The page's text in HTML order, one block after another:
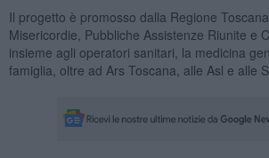
Il progetto è promosso dalla Regione
Misericordie, Pubbliche Assistenze Riunite e
insieme agli operatori sanitari, la medicina
famiglia, oltre ad Ars Toscana, alle Asl e alle